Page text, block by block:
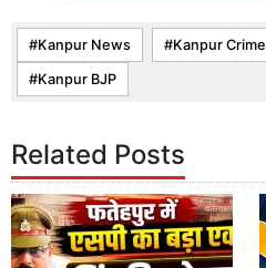
Kanpur News Kanpur Crime
Kanpur BJP
Related Posts